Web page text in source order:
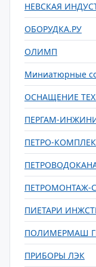
НЕВСКАЯ
ОБОРУДКА.РУ
ОЛИМП
Миниатюрные
ОСНАЩЕНИЕ
ПЕРГАМ-
ПЕТРО-
ПЕТРОМОНТАЖ-
ПИЕТАРИ
ПОЛИМЕРМАШ
ПРИБОРЫ ЛЭК